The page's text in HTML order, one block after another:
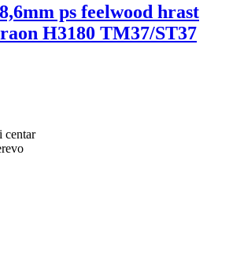
ps feelwood hrast
H3180 TM37/ST37
centar